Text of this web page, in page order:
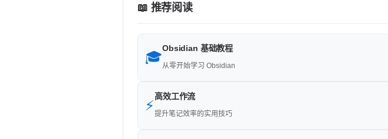
📖 推荐阅读
🎓
Obsidian 基础教程
从零开始学习 Obsidian
⚡
高效工作流
提升笔记效率的实用技巧